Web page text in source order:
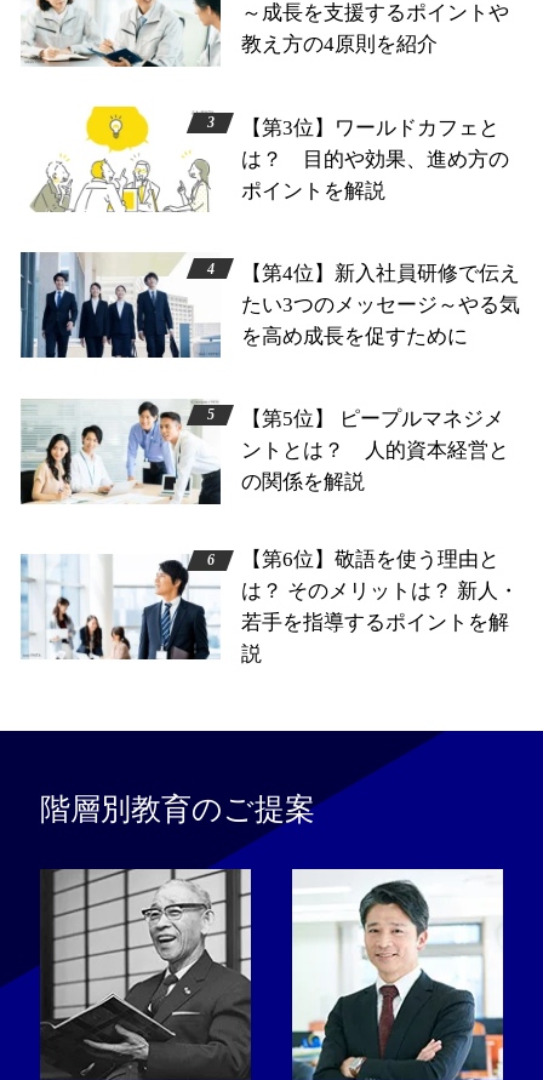
～成長を支援するポイントや
教え方の4原則を紹介
【第3位】ワールドカフェと
は？ 目的や効果、進め方の
ポイントを解説
【第4位】新入社員研修で伝え
たい3つのメッセージ～やる気
を高め成長を促すために
【第5位】 ピープルマネジメ
ントとは？ 人的資本経営と
の関係を解説
【第6位】敬語を使う理由と
は？ そのメリットは？ 新人・
若手を指導するポイントを解
説
階層別教育のご提案